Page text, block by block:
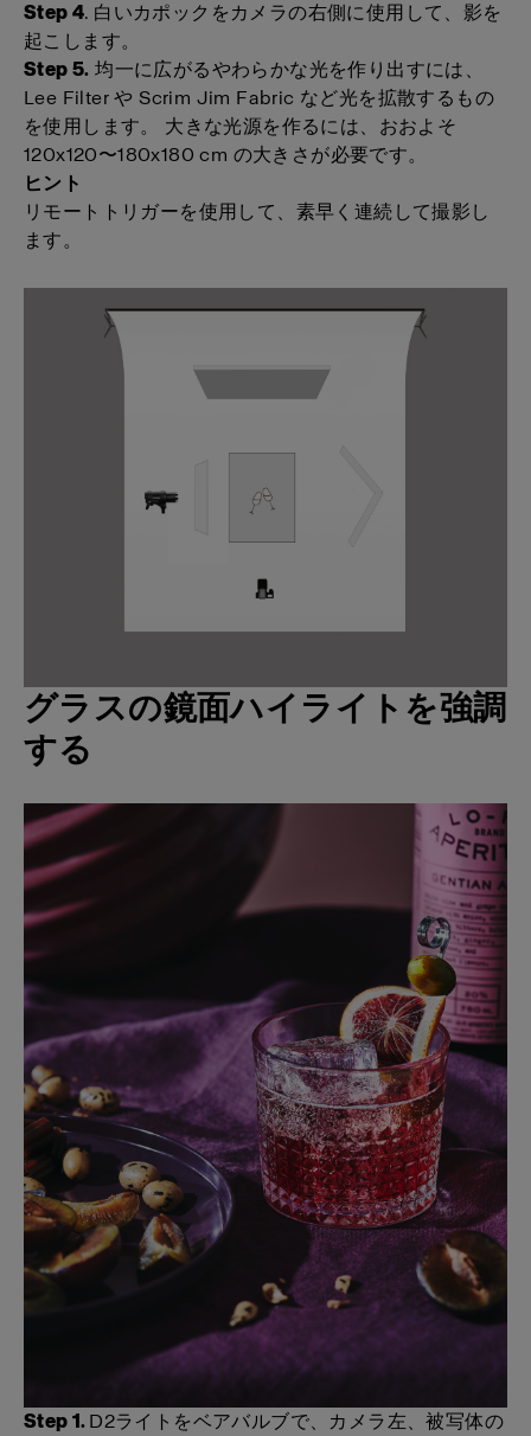
Step 4. 白いカポックをカメラの右側に使用して、影を
起こします。
Step 5. 均一に広がるやわらかな光を作り出すには、
Lee Filter や Scrim Jim Fabric など光を拡散するもの
を使用します。 大きな光源を作るには、おおよそ
120x120〜180x180 cm の大きさが必要です。
ヒント
リモートトリガーを使用して、素早く連続して撮影し
ます。
グラスの鏡面ハイライトを強調
する
Step 1. D2ライトをベアバルブで、カメラ左、被写体の